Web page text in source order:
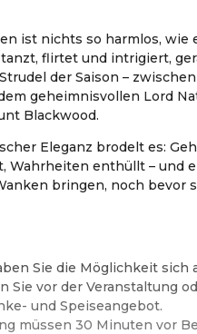
ist nichts so harmlos, wie
flirtet und intrigiert,
der Saison – zwischen
geheimnisvollen Lord
Blackwood.
Eleganz brodelt es:
Wahrheiten enthüllt – und
bringen, noch bevor
Sie die Möglichkeit sich
Sie vor der Veranstaltung
und Speiseangebot.
müssen 30 Minuten vor